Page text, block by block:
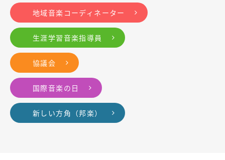
地域音楽コーディネーター
生涯学習音楽指導員
協議会
国際音楽の日
新しい方角（邦楽）